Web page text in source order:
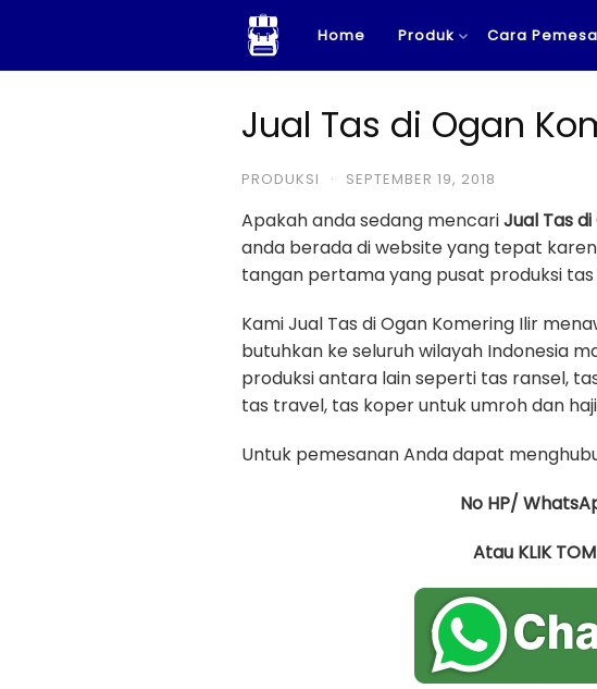
content
Home Produk Cara
Jual Tas di Ogan
PRODUKSI · SEPTEMBER 19, 2018
Apakah anda sedang mencariJual Tas
anda berada di website yang tepat
tangan pertama yang pusat produksi
Kami Jual Tas di Ogan Komering Ilir
butuhkan ke seluruh wilayah Indonesia
produksi antara lain seperti tas ransel,
tas travel, tas koper untuk umroh dan
Untuk pemesanan Anda dapat
No HP/
Atau KLIK